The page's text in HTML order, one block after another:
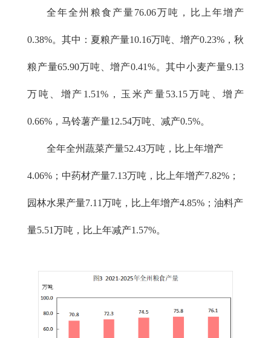
全年全州粮食产量76.06万吨，比上年增产
0.38%。其中：夏粮产量10.16万吨、增产0.23%，秋
粮产量65.90万吨、增产0.41%。其中小麦产量9.13
万吨、增产1.51%，玉米产量53.15万吨、增产
0.66%，马铃薯产量12.54万吨、减产0.5%。
全年全州蔬菜产量52.43万吨，比上年增产
4.06%；中药材产量7.13万吨，比上年增产7.82%；
园林水果产量7.11万吨，比上年增产4.85%；油料产
量5.51万吨，比上年减产1.57%。